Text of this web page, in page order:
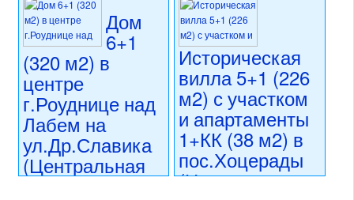
Дом
6+1
(320 м2) в
центре
г.Роуднице над
Лабем на
ул.Др.Славика
(Центральная
Чехия)
Историческая
вилла 5+1 (226
м2) с участком
и апартаменты
1+КК (38 м2) в
пос.Хоцерады
(Центральная